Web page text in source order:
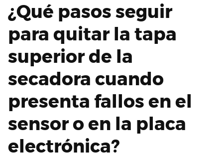
¿Qué pasos seguir
para quitar la tapa
superior de la
secadora cuando
presenta fallos en el
sensor o en la placa
electrónica?